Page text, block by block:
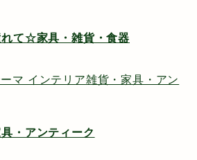
て☆家具・雑貨・食器
・アンティーク